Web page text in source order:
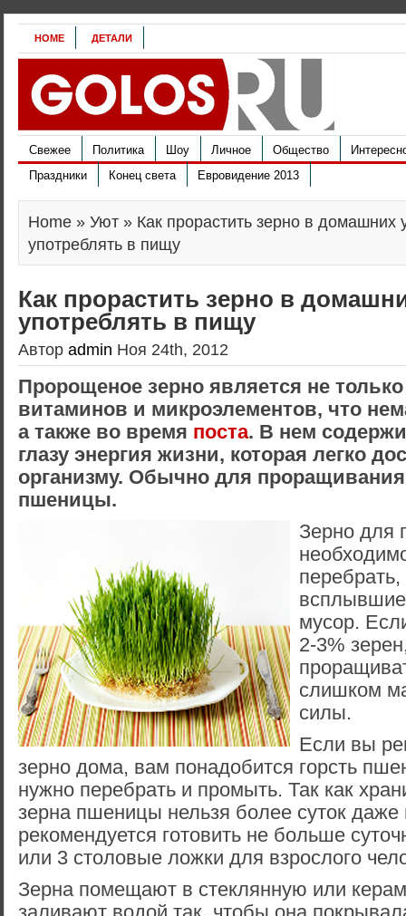
HOME ДЕТАЛИ
Свежее Политика Шоу Личное Общество
Праздники
Конец света Евровидение 2013
Home » Уют » Как прорастить зерно в домашних
употреблять в пищу
Как прорастить зерно в
употреблять в пищу
Автор admin Ноя 24th, 2012
Пророщеное зерно является не
витаминов и микроэлементов, что
а также во время поста. В нем
глазу энергия жизни, которая легко
организму. Обычно для проращивания
пшеницы.
Зерно для
всплывшие
мусор.
2-3%
слишком
силы.
Если вы
зерно дома, вам понадобится горсть
нужно перебрать и промыть. Так как
зерна пшеницы нельзя более суток даже
рекомендуется готовить не больше
или 3 столовые ложки для взрослого
Зерна помещают в стеклянную или